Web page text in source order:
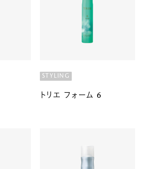
STYLING
トリエ フォーム 6